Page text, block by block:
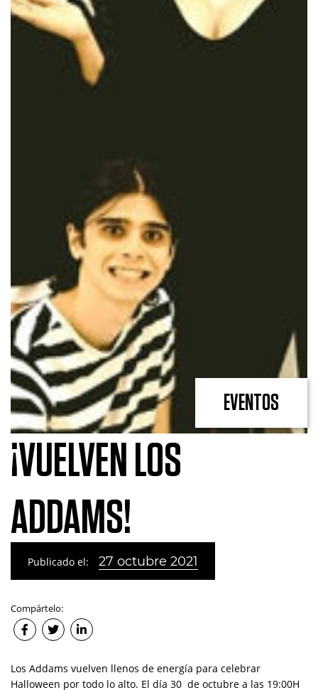
EVENTOS
¡VUELVEN LOS
ADDAMS!
Publicado el: 27 octubre 2021
Compártelo:
Los Addams vuelven llenos de energía para celebrar
Halloween por todo lo alto. El día 30 de octubre a las 19:00H